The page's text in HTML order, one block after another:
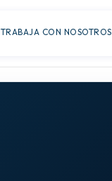
TRABAJA CON NOSOTROS